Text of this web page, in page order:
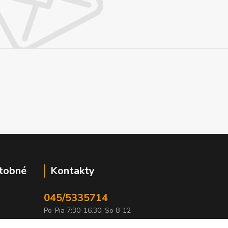
Kontakty
045/5335714
Po-Pia 7:30-16.30, So 8-12